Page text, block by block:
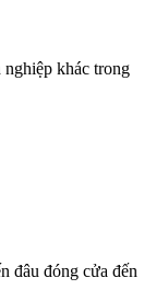
khác trong
đâu đóng cửa đến